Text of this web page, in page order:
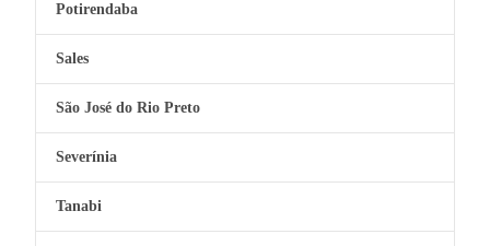
Potirendaba
Sales
São José do Rio Preto
Severínia
Tanabi